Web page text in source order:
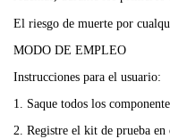
El riesgo de muerte por
MODO DE EMPLEO
Instrucciones para el usuario:
1. Saque todos los
2. Registre el kit de prueba